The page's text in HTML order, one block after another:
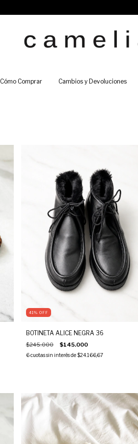
Cómo Comprar Cambios y Devoluciones
41% OFF
BOTINETA ALICE NEGRA 36
$245.000 $145.000
6cuotas sin interés de$24.166,67